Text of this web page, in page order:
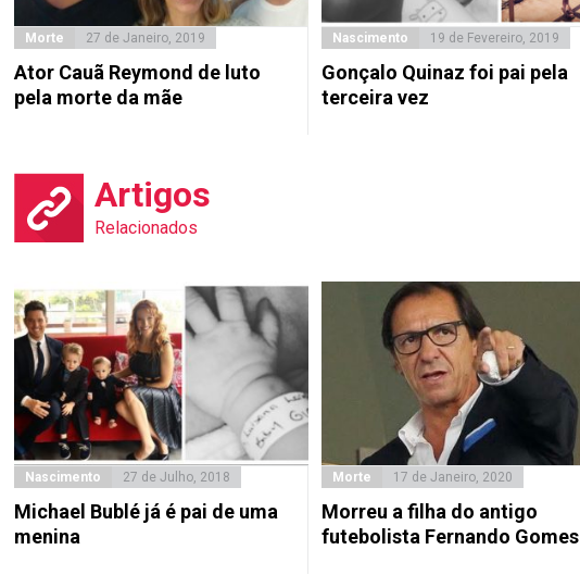
Morte 27 de Janeiro, 2019
Ator Cauã Reymond de luto
pela morte da mãe
Nascimento 19 de Fevereiro, 2019
Gonçalo Quinaz foi pai pela
terceira vez
Artigos
Relacionados
Nascimento 27 de Julho, 2018
Michael Bublé já é pai de uma
menina
Morte 17 de Janeiro, 2020
Morreu a filha do antigo
futebolista Fernando Gomes